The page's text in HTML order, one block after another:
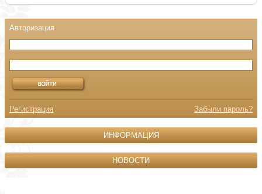
Регистрация Забыли пароль?
ИНФОРМАЦИЯ
НОВОСТИ